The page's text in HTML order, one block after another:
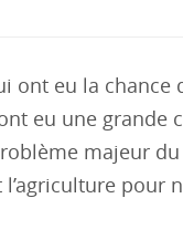
ont eu la chance
eu une grande
majeur
pour